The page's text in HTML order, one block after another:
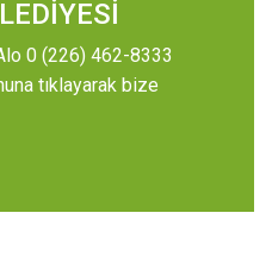
0 (226) 462-8333
tıklayarak bize